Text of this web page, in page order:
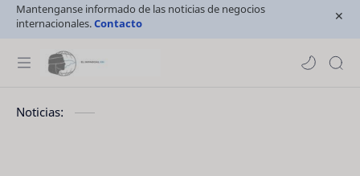
Mantenganse informado de las noticias de negocios
internacionales.Contacto
Noticias: